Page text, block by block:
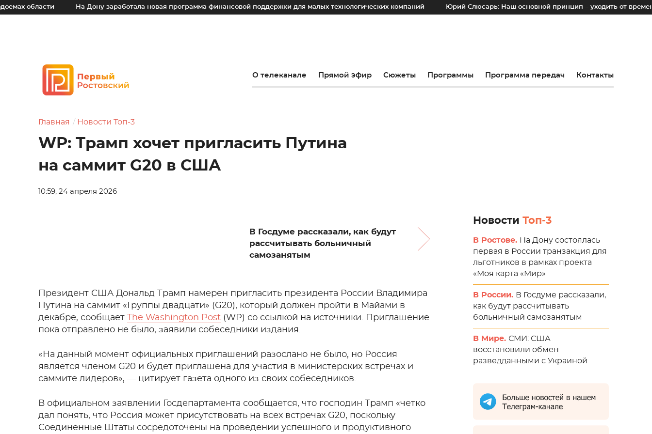
На Дону заработала новая программа финансовой поддержки для малых технологических компаний Юрий Слюсарь: Наш основной принцип – уходить от временных
О телеканале Прямой эфир Сюжеты Программы Программа передач Контакты
Главная Новости Топ-3
WP: Трамп хочет пригласить Путина
на саммит G20 в США
10:59, 24 апреля 2026
В Госдуме рассказали, как будут
рассчитывать больничный
самозанятым
Президент США Дональд Трамп намерен пригласить президента России Владимира
Путина на саммит «Группы двадцати» (G20), который должен пройти в Майами в
декабре, сообщает
The Washington Post (WP) со ссылкой на источники. Приглашение
пока отправлено не было, заявили собеседники издания.
«На данный момент официальных приглашений разослано не было, но Россия
является членом G20 и будет приглашена для участия в министерских встречах и
саммите лидеров», — цитирует газета одного из своих собеседников.
В официальном заявлении Госдепартамента сообщается, что господин Трамп «четко
дал понять, что Россия может присутствовать на всех встречах G20, поскольку
Соединенные Штаты сосредоточены на проведении успешного и продуктивного
Новости Топ-3
В Ростове. На Дону состоялась
первая в России транзакция для
льготников в рамках проекта
«Моя карта «Мир»
В России. В Госдуме рассказали,
как будут рассчитывать
больничный самозанятым
В Мире. СМИ: США
восстановили обмен
разведданными с Украиной